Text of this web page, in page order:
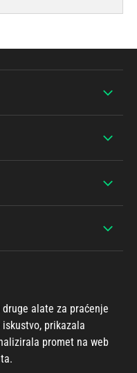
383 838
alate za praćenje
prikazala
promet na web